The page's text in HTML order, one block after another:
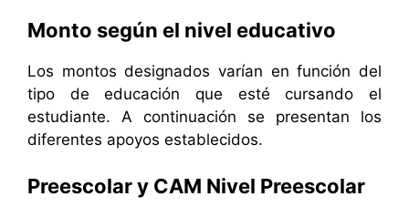
Monto según el nivel educativo
Los montos designados varían en función del
tipo de educación que esté cursando el
estudiante. A continuación se presentan los
diferentes apoyos establecidos.
Preescolar y CAM Nivel Preescolar